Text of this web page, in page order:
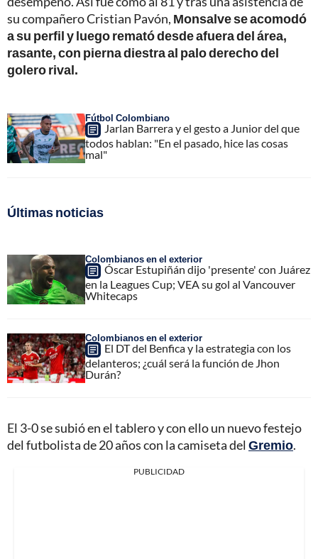
su compañero Cristian Pavón, Monsalve se acomodó
a su perfil y luego remató desde afuera del área,
rasante, con pierna diestra al palo derecho del
golero rival.
Fútbol Colombiano
Jarlan Barrera y el gesto a Junior del que
todos hablan: "En el pasado, hice las cosas
mal"
Últimas noticias
Colombianos en el exterior
Óscar Estupiñán dijo 'presente' con Juárez
en la Leagues Cup; VEA su gol al Vancouver
Whitecaps
Colombianos en el exterior
El DT del Benfica y la estrategia con los
delanteros; ¿cuál será la función de Jhon
Durán?
El 3-0 se subió en el tablero y con ello un nuevo festejo
del futbolista de 20 años con la camiseta del Gremio.
PUBLICIDAD